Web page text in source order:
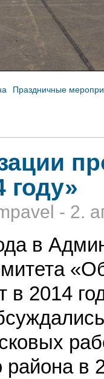
Праздничные
году»
- 2.
в
в 2014
в